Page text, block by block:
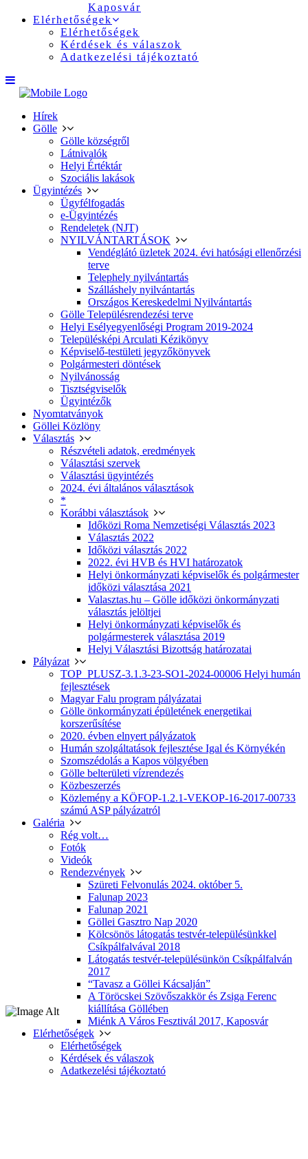
Kaposvár
Elérhetőségek
Elérhetőségek
Kérdések és válaszok
Adatkezelési tájékoztató
Hírek
Gölle
Gölle községről
Látnivalók
Helyi Értéktár
Szociális lakások
Ügyintézés
Ügyfélfogadás
e-Ügyintézés
Rendeletek (NJT)
NYILVÁNTARTÁSOK
Vendéglátó üzletek 2024. évi hatósági ellenőrzési
terve
Telephely nyilvántartás
Szálláshely nyilvántartás
Országos Kereskedelmi Nyilvántartás
Gölle Településrendezési terve
Helyi Esélyegyenlőségi Program 2019-2024
Településképi Arculati Kézikönyv
Képviselő-testületi jegyzőkönyvek
Polgármesteri döntések
Nyilvánosság
Tisztségviselők
Ügyintézők
Nyomtatványok
Göllei Közlöny
Választás
Részvételi adatok, eredmények
Választási szervek
Választási ügyintézés
2024. évi általános választások
*
Korábbi választások
Időközi Roma Nemzetiségi Választás 2023
Választás 2022
Időközi választás 2022
2022. évi HVB és HVI határozatok
Helyi önkormányzati képviselők és polgármester
időközi választása 2021
Valasztas.hu – Gölle időközi önkormányzati
választás jelöltjei
Helyi önkormányzati képviselők és
polgármesterek választása 2019
Helyi Választási Bizottság határozatai
Pályázat
TOP_PLUSZ-3.1.3-23-SO1-2024-00006 Helyi humán
fejlesztések
Magyar Falu program pályázatai
Gölle önkormányzati épületének energetikai
korszerűsítése
2020. évben elnyert pályázatok
Humán szolgáltatások fejlesztése Igal és Környékén
Szomszédolás a Kapos völgyében
Gölle belterületi vízrendezés
Közbeszerzés
Közlemény a KÖFOP-1.2.1-VEKOP-16-2017-00733
számú ASP pályázatról
Galéria
Rég volt…
Fotók
Videók
Rendezvények
Szüreti Felvonulás 2024. október 5.
Falunap 2023
Falunap 2021
Göllei Gasztro Nap 2020
Kölcsönös látogatás testvér-településünkkel
Csíkpálfalvával 2018
Látogatás testvér-településünkön Csíkpálfalván
2017
“Tavasz a Göllei Kácsalján”
A Töröcskei Szövőszakkör és Zsiga Ferenc
kiállítása Göllében
Miénk A Város Fesztivál 2017, Kaposvár
Elérhetőségek
Elérhetőségek
Kérdések és válaszok
Adatkezelési tájékoztató